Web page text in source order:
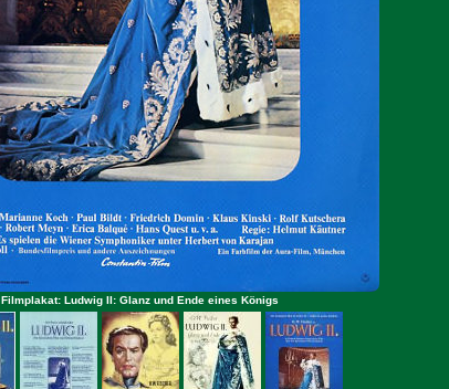
Filmplakat: Ludwig II: Glanz und Ende eines Königs